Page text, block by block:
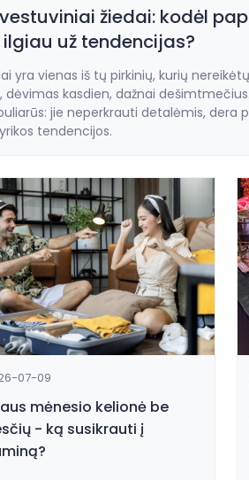
žiedai: kodėl
už tendencijas?
yra vienas iš tų pirkinių, kurių
dėvimas kasdien, dažnai
jie neperkrauti detalėmis, dera
tendencijos.
07-09
mėnesio kelionė be
- ką susikrauti į